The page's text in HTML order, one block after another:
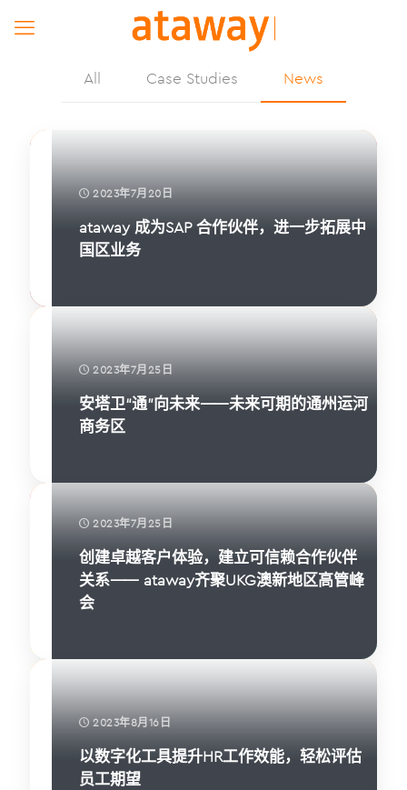
All Case Studies News
2023年7月20日
ataway 成为SAP 合作伙伴，进一步拓展中
国区业务
2023年7月25日
安塔卫“通”向未来——未来可期的通州运河
商务区
2023年7月25日
创建卓越客户体验，建立可信赖合作伙伴
关系—— ataway齐聚UKG澳新地区高管峰
会
2023年8月16日
以数字化工具提升HR工作效能，轻松评估
员工期望